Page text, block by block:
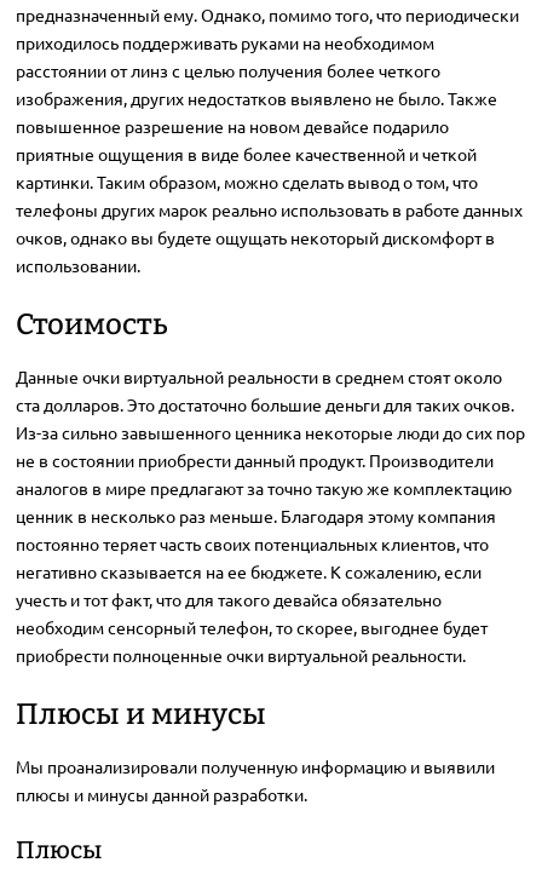
предназначенный ему. Однако, помимо того, что периодически
приходилось поддерживать руками на необходимом
расстоянии от линз с целью получения более четкого
изображения, других недостатков выявлено не было. Также
повышенное разрешение на новом девайсе подарило
приятные ощущения в виде более качественной и четкой
картинки. Таким образом, можно сделать вывод о том, что
телефоны других марок реально использовать в работе данных
очков, однако вы будете ощущать некоторый дискомфорт в
использовании.
Стоимость
Данные очки виртуальной реальности в среднем стоят около
ста долларов. Это достаточно большие деньги для таких очков.
Из-за сильно завышенного ценника некоторые люди до сих пор
не в состоянии приобрести данный продукт. Производители
аналогов в мире предлагают за точно такую же комплектацию
ценник в несколько раз меньше. Благодаря этому компания
постоянно теряет часть своих потенциальных клиентов, что
негативно сказывается на ее бюджете. К сожалению, если
учесть и тот факт, что для такого девайса обязательно
необходим сенсорный телефон, то скорее, выгоднее будет
приобрести полноценные очки виртуальной реальности.
Плюсы и минусы
Мы проанализировали полученную информацию и выявили
плюсы и минусы данной разработки.
Плюсы